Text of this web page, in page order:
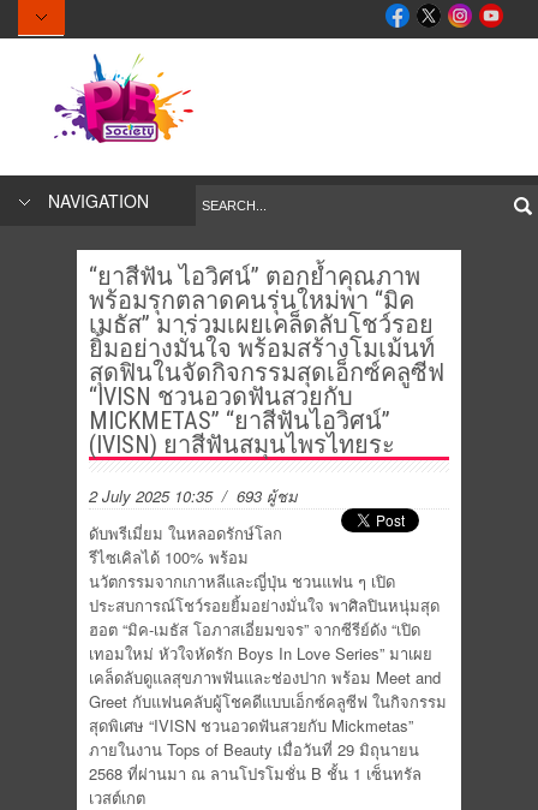
NAVIGATION
“ยาสีฟัน ไอวิศน์” ตอกย้ำคุณภาพ
พร้อมรุกตลาดคนรุ่นใหม่พา “มิค
เมธัส” มาร่วมเผยเคล็ดลับโชว์รอย
ยิ้มอย่างมั่นใจ พร้อมสร้างโมเม้นท์
สุดฟินในจัดกิจกรรมสุดเอ็กซ์คลูซีฟ
“IVISN ชวนอวดฟันสวยกับ
MICKMETAS” “ยาสีฟันไอวิศน์”
(IVISN) ยาสีฟันสมุนไพรไทยระ
2 July 2025 10:35/ 693 ผู้ชม
ดับพรีเมี่ยม ในหลอดรักษ์โลก
รีไซเคิลได้ 100% พร้อม
นวัตกรรมจากเกาหลีและญี่ปุ่น ชวนแฟน ๆ เปิด
ประสบการณ์โชว์รอยยิ้มอย่างมั่นใจ พาศิลปินหนุ่มสุด
ฮอต “มิค-เมธัส โอภาสเอี่ยมขจร” จากซีรีย์ดัง “เปิด
เทอมใหม่ หัวใจหัดรัก Boys In Love Series” มาเผย
เคล็ดลับดูแลสุขภาพฟันและช่องปาก พร้อม Meet and
Greet กับแฟนคลับผู้โชคดีแบบเอ็กซ์คลูซีฟ ในกิจกรรม
สุดพิเศษ “IVISN ชวนอวดฟันสวยกับ Mickmetas”
ภายในงาน Tops of Beauty เมื่อวันที่ 29 มิถุนายน
2568 ที่ผ่านมา ณ ลานโปรโมชั่น B ชั้น 1 เซ็นทรัล
เวสต์เกต